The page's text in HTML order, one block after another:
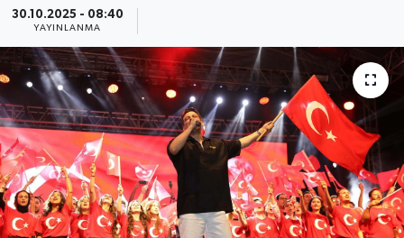
30.10.2025 - 08:40
YAYINLANMA
Güncel
Kültür & Sanat
Magazin
Resmi İlan
Sağlık & Yaşam